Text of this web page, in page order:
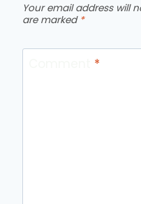
Your email address will
are marked *
*